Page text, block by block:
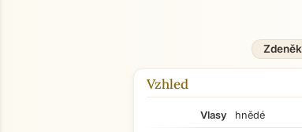
Zdeněk
Vzhled
Vlasy
hnědé